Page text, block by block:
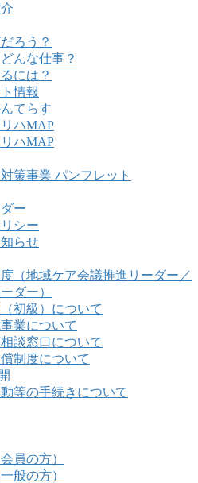
ろう？
んな仕事？
には？
情報
てらす
ハMAP
ハMAP
策事業 パンフレット
ー
シー
らせ
（地域ケア会議推進リーダー／
ダー）
初級）について
業について
談窓口について
制度について
等の手続きについて
員の方）
般の方）